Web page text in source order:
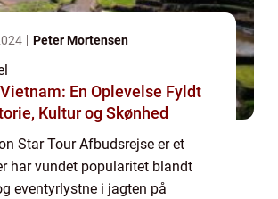
Peter Mortensen
En Oplevelse Fyldt
Kultur og Skønhed
Star Tour Afbudsrejse er et
har vundet popularitet blandt
eventyrlystne i jagten på